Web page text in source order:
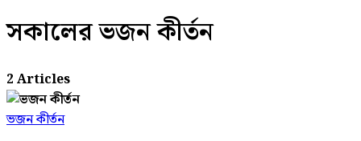
সকালের ভজন কীর্তন
2 Articles
ভজন কীর্তন